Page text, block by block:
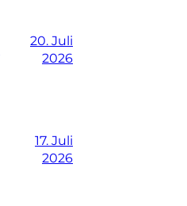
20. Juli
2026
17. Juli
2026